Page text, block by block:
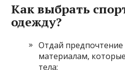
Как выбрать
одежду?
Отдай
материалам,
тела;